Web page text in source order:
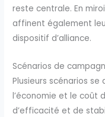
reste centrale. En
affinent également
dispositif d’alliance.
Scénarios de
Plusieurs scénarios
l’économie et le coût
d’efficacité et de